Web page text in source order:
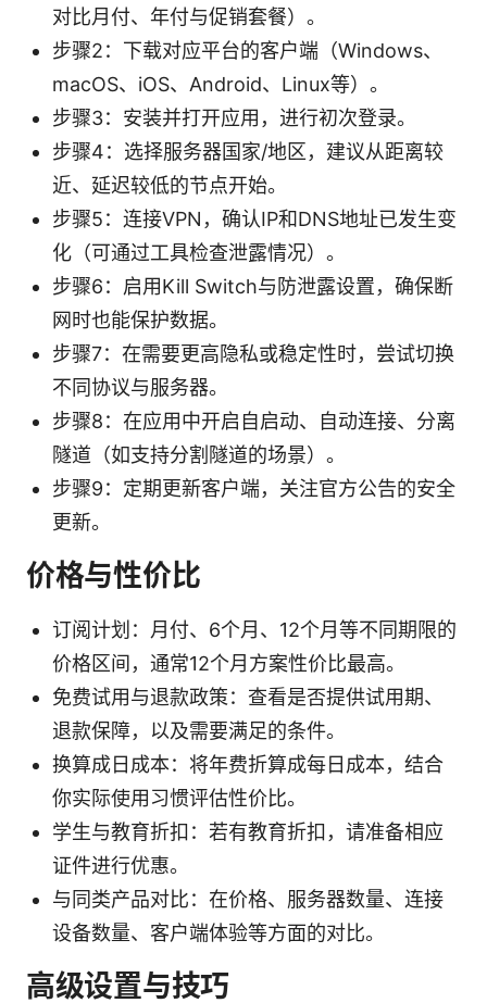
对比月付、年付与促销套餐）。
步骤2：下载对应平台的客户端（Windows、
macOS、iOS、Android、Linux等）。
步骤3：安装并打开应用，进行初次登录。
步骤4：选择服务器国家/地区，建议从距离较
近、延迟较低的节点开始。
步骤5：连接VPN，确认IP和DNS地址已发生变
化（可通过工具检查泄露情况）。
步骤6：启用Kill Switch与防泄露设置，确保断
网时也能保护数据。
步骤7：在需要更高隐私或稳定性时，尝试切换
不同协议与服务器。
步骤8：在应用中开启自启动、自动连接、分离
隧道（如支持分割隧道的场景）。
步骤9：定期更新客户端，关注官方公告的安全
更新。
价格与性价比
订阅计划：月付、6个月、12个月等不同期限的
价格区间，通常12个月方案性价比最高。
免费试用与退款政策：查看是否提供试用期、
退款保障，以及需要满足的条件。
换算成日成本：将年费折算成每日成本，结合
你实际使用习惯评估性价比。
学生与教育折扣：若有教育折扣，请准备相应
证件进行优惠。
与同类产品对比：在价格、服务器数量、连接
设备数量、客户端体验等方面的对比。
高级设置与技巧